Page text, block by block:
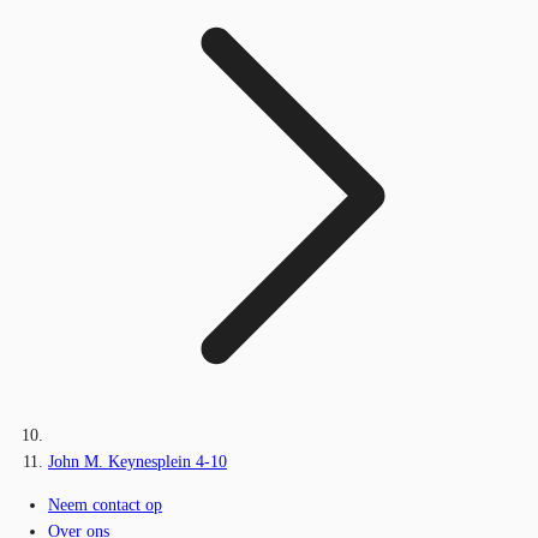
John M. Keynesplein 4-10
Neem contact op
Over ons